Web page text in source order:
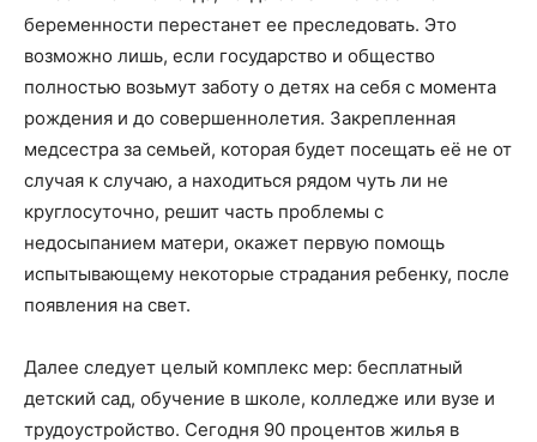
беременности перестанет ее преследовать. Это
возможно лишь, если государство и общество
полностью возьмут заботу о детях на себя с момента
рождения и до совершеннолетия. Закрепленная
медсестра за семьей, которая будет посещать её не от
случая к случаю, а находиться рядом чуть ли не
круглосуточно, решит часть проблемы с
недосыпанием матери, окажет первую помощь
испытывающему некоторые страдания ребенку, после
появления на свет.
Далее следует целый комплекс мер: бесплатный
детский сад, обучение в школе, колледже или вузе и
трудоустройство. Сегодня 90 процентов жилья в